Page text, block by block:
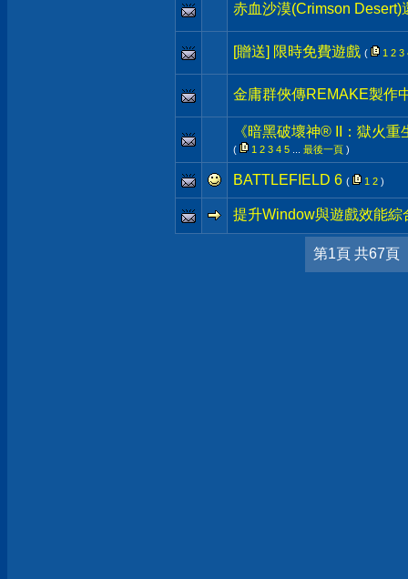
赤血沙漠(Crimson Desert)
[贈送] 限時免費遊戲 ( 1 2 3
金庸群俠傳REMAKE製作
《暗黑破壞神® II：獄火
( 1 2 3 4 5 最後一頁 )
BATTLEFIELD 6 ( 1 2 )
提升Window與遊戲效能綜
第1頁 共67頁